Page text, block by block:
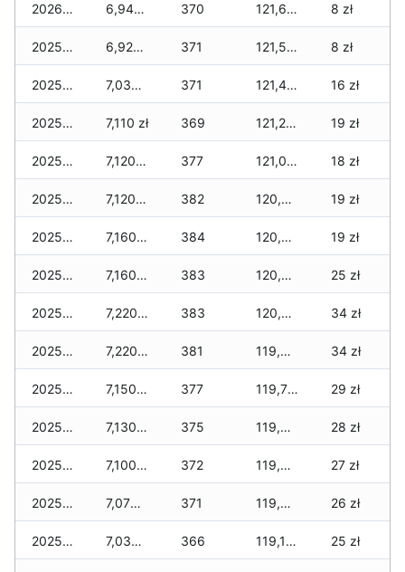
2026-01-01 6,940 zł 370 121,610 zł 8 zł
2025-12-31 6,920 zł 371 121,570 zł 8 zł
2025-12-30 7,030 zł 371 121,410 zł 16 zł
2025-12-29 7,110 zł 369 121,220 zł 19 zł
2025-12-28 7,120 zł 377 121,080 zł 18 zł
2025-12-27 7,120 zł 382 120,840 zł 19 zł
2025-12-26 7,160 zł 384 120,520 zł 19 zł
2025-12-25 7,160 zł 383 120,260 zł 25 zł
2025-12-24 7,220 zł 383 120,090 zł 34 zł
2025-12-23 7,220 zł 381 119,900 zł 34 zł
2025-12-22 7,150 zł 377 119,730 zł 29 zł
2025-12-21 7,130 zł 375 119,650 zł 28 zł
2025-12-20 7,100 zł 372 119,450 zł 27 zł
2025-12-19 7,070 zł 371 119,310 zł 26 zł
2025-12-18 7,030 zł 366 119,120 zł 25 zł